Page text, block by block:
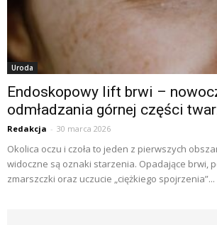
Uroda
Endoskopowy lift brwi –
odmładzania górnej części
Redakcja - 30 marca 2026
Okolica oczu i czoła to jeden z pierwszych
widoczne są oznaki starzenia. Opadające brwi,
zmarszczki oraz uczucie „ciężkiego spojrzenia”...